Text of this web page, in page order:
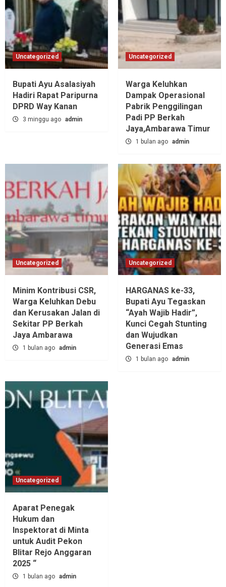
Uncategorized
Bupati Ayu Asalasiyah
Hadiri Rapat Paripurna
DPRD Way Kanan
3 minggu ago admin
Uncategorized
Warga Keluhkan
Dampak Operasional
Pabrik Penggilingan
Padi PP Berkah
Jaya,‎Ambarawa Timur
1 bulan ago admin
Uncategorized
Minim Kontribusi CSR,
Warga Keluhkan Debu
dan Kerusakan Jalan di
Sekitar PP Berkah
Jaya Ambarawa‎
1 bulan ago admin
Uncategorized
HARGANAS ke-33,
Bupati Ayu Tegaskan
“Ayah Wajib Hadir”,
Kunci Cegah Stunting
dan Wujudkan
Generasi Emas
1 bulan ago admin
Uncategorized
Aparat Penegak
Hukum dan
Inspektorat di Minta
untuk Audit Pekon
Blitar Rejo Anggaran
2025 “
1 bulan ago admin